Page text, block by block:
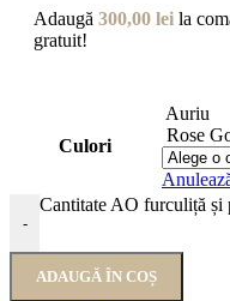
Adaugă 300,00 lei la
gratuit!
Culori
Auriu
Rose
-
Cantitate AO furculiță și
ADAUGĂ ÎN COȘ